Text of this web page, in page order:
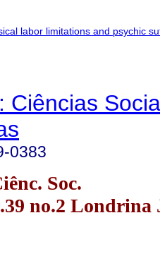
Ciências
0383
Soc.
no.2 Londrina